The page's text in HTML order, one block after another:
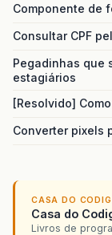
Componente de
Consultar CPF
Pegadinhas que
estagiários
[Resolvido]
Converter pixels
CASA DO
Casa do
Livros de